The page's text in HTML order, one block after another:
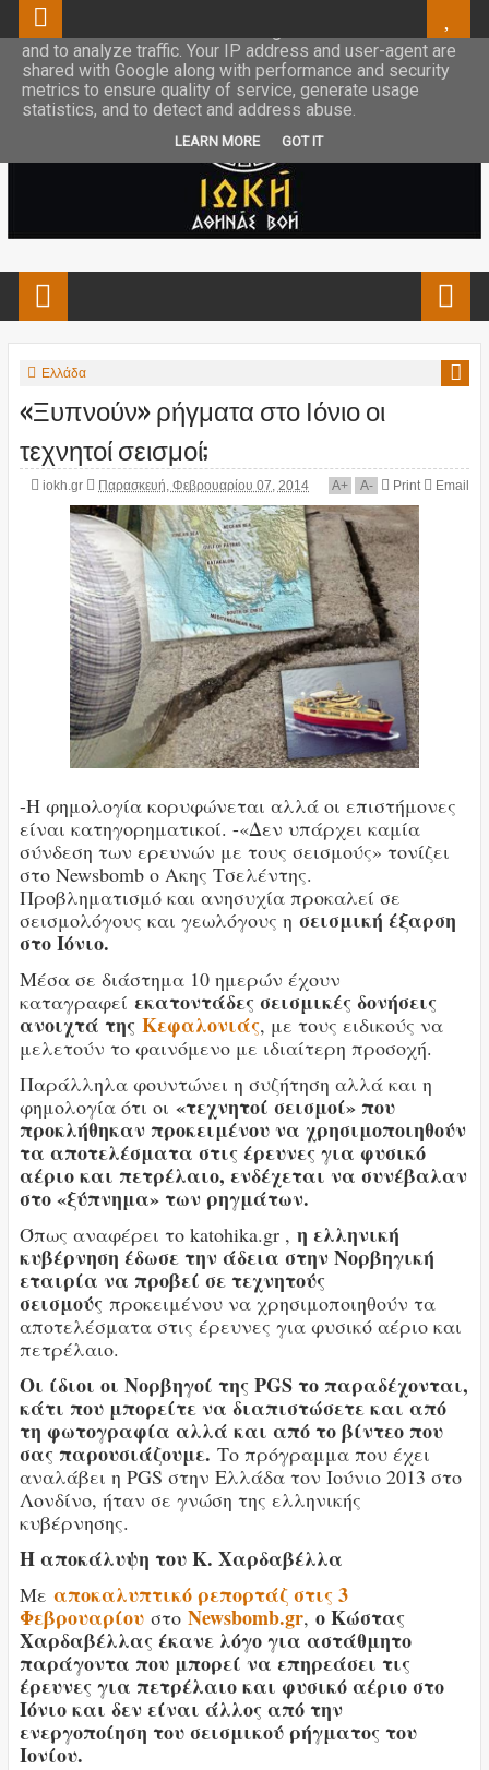
Ελλάδα
«Ξυπνούν» ρήγματα στο Ιόνιο οι
τεχνητοί σεισμοί;
iokh.gr Παρασκευή, Φεβρουαρίου 07, 2014 A+ A- Print Email
-Η φημολογία κορυφώνεται αλλά οι επιστήμονες
είναι κατηγορηματικοί. -«Δεν υπάρχει καμία
σύνδεση των ερευνών με τους σεισμούς» τονίζει
στο Newsbomb ο Ακης Τσελέντης.
Προβληματισμό και ανησυχία προκαλεί σε
σεισμολόγους και γεωλόγους η σεισμική έξαρση
στο Ιόνιο.
Μέσα σε διάστημα 10 ημερών έχουν
καταγραφεί εκατοντάδες σεισμικές δονήσεις
ανοιχτά της Κεφαλονιάς, με τους ειδικούς να
μελετούν το φαινόμενο με ιδιαίτερη προσοχή.
Παράλληλα φουντώνει η συζήτηση αλλά και η
φημολογία ότι οι «τεχνητοί σεισμοί» που
προκλήθηκαν προκειμένου να χρησιμοποιηθούν
τα αποτελέσματα στις έρευνες για φυσικό
αέριο και πετρέλαιο, ενδέχεται να συνέβαλαν
στο «ξύπνημα» των ρηγμάτων.
Όπως αναφέρει το katohika.gr , η ελληνική
κυβέρνηση έδωσε την άδεια στην Νορβηγική
εταιρία να προβεί σε τεχνητούς
σεισμούς προκειμένου να χρησιμοποιηθούν τα
αποτελέσματα στις έρευνες για φυσικό αέριο και
πετρέλαιο.
Οι ίδιοι οι Νορβηγοί της PGS το παραδέχονται,
κάτι που μπορείτε να διαπιστώσετε και από
τη φωτογραφία αλλά και από το βίντεο που
σας παρουσιάζουμε. Το πρόγραμμα που έχει
αναλάβει η PGS στην Ελλάδα τον Ιούνιο 2013 στο
Λονδίνο, ήταν σε γνώση της ελληνικής
κυβέρνησης.
Η αποκάλυψη του Κ. Χαρδαβέλλα
Με αποκαλυπτικό ρεπορτάζ στις 3
Φεβρουαρίουστο Newsbomb.gr, ο Κώστας
Χαρδαβέλλας έκανε λόγο για αστάθμητο
παράγοντα που μπορεί να επηρεάσει τις
έρευνες για πετρέλαιο και φυσικό αέριο στο
Ιόνιο και δεν είναι άλλος από την
ενεργοποίηση του σεισμικού ρήγματος του
Ιονίου.
This site uses cookies from Google to deliver its services
and to analyze traffic. Your IP address and user-agent are
shared with Google along with performance and security
metrics to ensure quality of service, generate usage
statistics, and to detect and address abuse.
LEARN MORE GOT IT